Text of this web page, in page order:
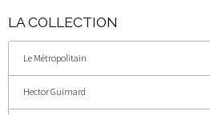
LA COLLECTION
Le Métropolitain
Hector Guimard